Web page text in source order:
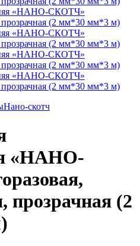
Нано-скотч
«НАНО-
прозрачная (2